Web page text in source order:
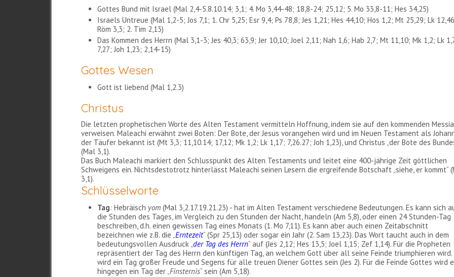
Gottes Bund mit Israel (Mal 2,4-5.8.10.14; 3,1; 4. Mo 3,44-48; 18,8-24; 25,12; 5. Mo 33,8-11; Hes 34,25)
Israels Untreue (Mal 1,2-5; Jos 7,1; 1. Chr 5,25; Esr 9,4; Ps 78,8; Jes 1,21; Hes 44,10; Hos 1,2; Mt 25,29; Lk
Röm 3,3; 2. Tim 2,13)
Das Kommen des Herrn (Mal 3,1-3; Jes 40,3; 63,9; Jer 10,10; Joel 2,11; Nah 1,6; Hab 2,7; Mt 11,10; Mk 1,2; Lk
7,27; Joh 1,23; 2,14-15)
Gottes Wesen
Gott ist liebend (Mal 1,2.3)
Christus
Die letzten prophetischen Worte des Alten Testament vermitteln Hoffnung, indem sie auf den kommenden
verweisen. Maleachi erwähnt zwei Boten: Der Bote, der Jesus vorangehen wird und im Neuen Testament als
der Täufer bekannt ist (Mt 3,3; 11,10.14; 17,12; Mk 1,2; Lk 1,17; 7,26.27; Joh 1,23), und Christus „der Bote des
(Mal 3,1).
Das Buch Maleachi markiert den Schlusspunkt des Alten Testaments und leitet eine 400-jährige Zeit göttlichen
Schweigens ein. Nichtsdestotrotz hinterlässt Maleachi seinen Lesern die ergreifende Botschaft „siehe, er kommt“
3,1).
Schlüsselworte
Tag: Hebräisch yom (Mal 3,2.17.19.21.23) - hat im Alten Testament verschiedene Bedeutungen. Es kann sich
die Stunden des Tages, im Vergleich zu den Stunden der Nacht, handeln (Am 5,8), oder einen 24 Stunden-Tag
beschreiben, d.h. einen gewissen Tag eines Monats (1. Mo 7,11). Es kann aber auch einen Zeitabschnitt
bezeichnen wie z.B. die „Erntezeit“ (Spr 25,13) oder sogar ein Jahr (2. Sam 13,23). Das Wort taucht auch in dem
bedeutungsvollen Ausdruck „der Tag des Herrn“ auf (Jes 2,12; Hes 13,5; Joel 1,15; Zef 1,14). Für die Propheten
repräsentiert der Tag des Herrn den künftigen Tag, an welchem Gott über all seine Feinde triumphieren wird.
wird ein Tag großer Freude und Segens für alle treuen Diener Gottes sein (Jes 2). Für die Feinde Gottes wird
hingegen ein Tag der „Finsternis“ sein (Am 5,18).